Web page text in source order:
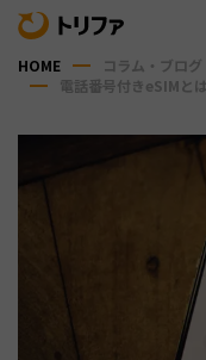
HOME コラム・ブログ
電話番号付きeSIMと